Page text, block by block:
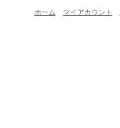
ホーム マイアカウント